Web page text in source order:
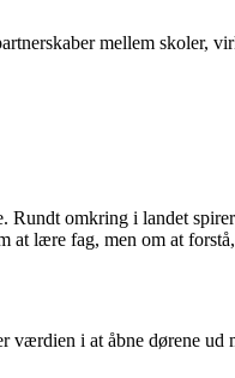
mellem skoler,
omkring i landet
lære fag, men om at
i at åbne dørene ud